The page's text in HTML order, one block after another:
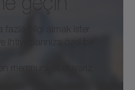
ihtiyaçlarınıza özel bir